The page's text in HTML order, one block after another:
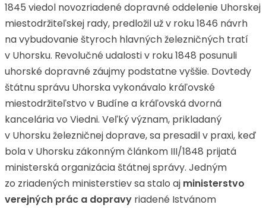
1845 viedol novozriadené dopravné oddelenie Uhorskej
miestodržiteľskej rady, predložil už v roku 1846 návrh
na vybudovanie štyroch hlavných železničných tratí
v Uhorsku. Revolučné udalosti v roku 1848 posunuli
uhorské dopravné záujmy podstatne vyššie. Dovtedy
štátnu správu Uhorska vykonávalo kráľovské
miestodržiteľstvo v Budíne a kráľovská dvorná
kancelária vo Viedni. Veľký význam, prikladaný
v Uhorsku železničnej doprave, sa presadil v praxi, keď
bola v Uhorsku zákonným článkom III/1848 prijatá
ministerská organizácia štátnej správy. Jedným
zo zriadených ministerstiev sa stalo aj ministerstvo
verejných prác a dopravy riadené Istvánom